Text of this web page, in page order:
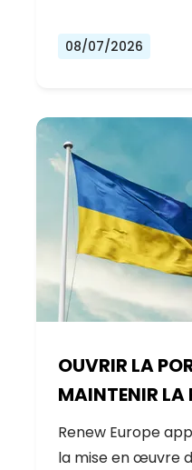
08/07/2026
OUVRIR LA
MAINTENIR LA
RUSSIE
Renew Europe
la mise en œuvre